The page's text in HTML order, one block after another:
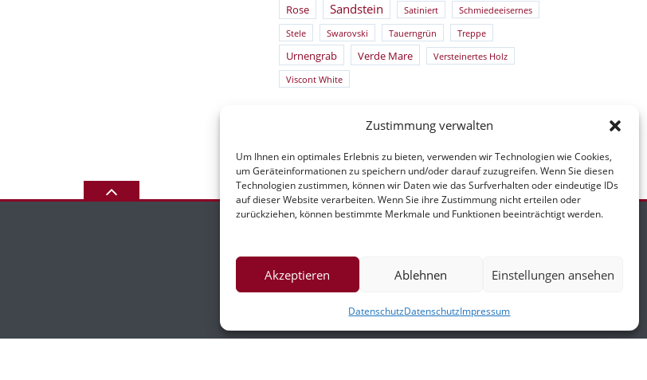
Zustimmung verwalten
Um Ihnen ein optimales Erlebnis zu bieten, verwenden wir Technologien wie Cookies,
um Geräteinformationen zu speichern und/oder darauf zuzugreifen. Wenn Sie diesen
Technologien zustimmen, können wir Daten wie das Surfverhalten oder eindeutige IDs
auf dieser Website verarbeiten. Wenn Sie ihre Zustimmung nicht erteilen oder
zurückziehen, können bestimmte Merkmale und Funktionen beeinträchtigt werden.
Akzeptieren Ablehnen Einstellungen ansehen
DatenschutzDatenschutzImpressum
Rose Sandstein Satiniert Schmiedeeisernes
Stele Swarovski Tauerngrün Treppe
Urnengrab Verde Mare Versteinertes Holz
Viscont White
Impressum